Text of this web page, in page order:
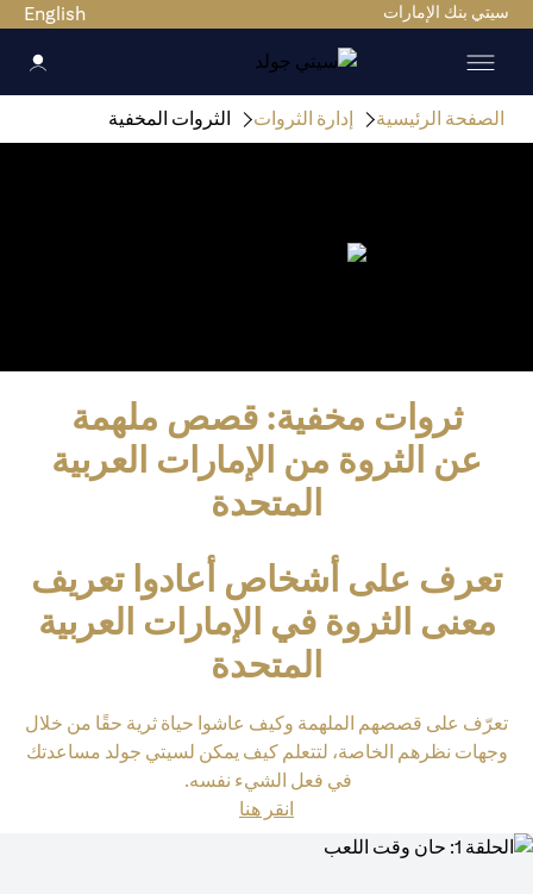
سيتي بنك الإمارات English
الصفحة الرئيسية إدارة الثروات الثروات المخفية
ثروات مخفية: قصص ملهمة
عن الثروة من الإمارات العربية
المتحدة
تعرف على أشخاص أعادوا تعريف
معنى الثروة في الإمارات العربية
المتحدة
تعرّف على قصصهم الملهمة وكيف عاشوا حياة ثرية حقًا من خلال
وجهات نظرهم الخاصة، لتتعلم كيف يمكن لسيتي جولد مساعدتك
في فعل الشيء نفسه.
انقر هنا